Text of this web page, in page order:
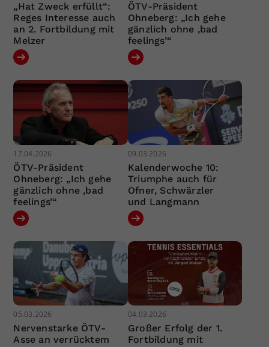
„Hat Zweck erfüllt“:
Reges Interesse auch
an 2. Fortbildung mit
Melzer
ÖTV-Präsident
Ohneberg: „Ich gehe
gänzlich ohne ‚bad
feelings’“
17.04.2026
ÖTV-Präsident
Ohneberg: „Ich gehe
gänzlich ohne ‚bad
feelings’“
09.03.2026
Kalenderwoche 10:
Triumphe auch für
Ofner, Schwärzler
und Langmann
05.03.2026
Nervenstarke ÖTV-
Asse an verrücktem
04.03.2026
Großer Erfolg der 1.
Fortbildung mit